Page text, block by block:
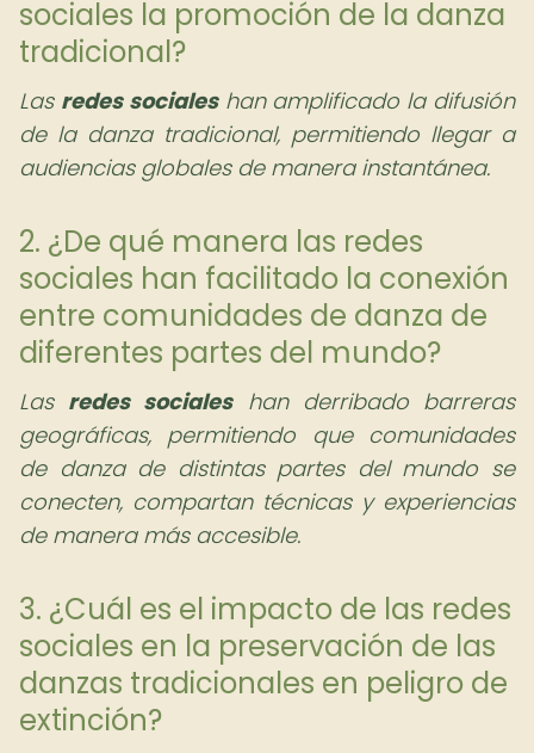
sociales la promoción de la danza
tradicional?
Las redes socialeshan amplificado la difusión
de la danza tradicional, permitiendo llegar a
audiencias globales de manera instantánea.
2. ¿De qué manera las redes
sociales han facilitado la conexión
entre comunidades de danza de
diferentes partes del mundo?
Las redes socialeshan derribado barreras
geográficas, permitiendo que comunidades
de danza de distintas partes del mundo se
conecten, compartan técnicas y experiencias
de manera más accesible.
3. ¿Cuál es el impacto de las redes
sociales en la preservación de las
danzas tradicionales en peligro de
extinción?